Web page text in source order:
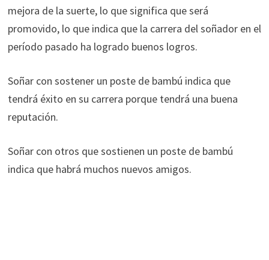
mejora de la suerte, lo que significa que será
promovido, lo que indica que la carrera del soñador en el
período pasado ha logrado buenos logros.
Soñar con sostener un poste de bambú indica que
tendrá éxito en su carrera porque tendrá una buena
reputación.
Soñar con otros que sostienen un poste de bambú
indica que habrá muchos nuevos amigos.